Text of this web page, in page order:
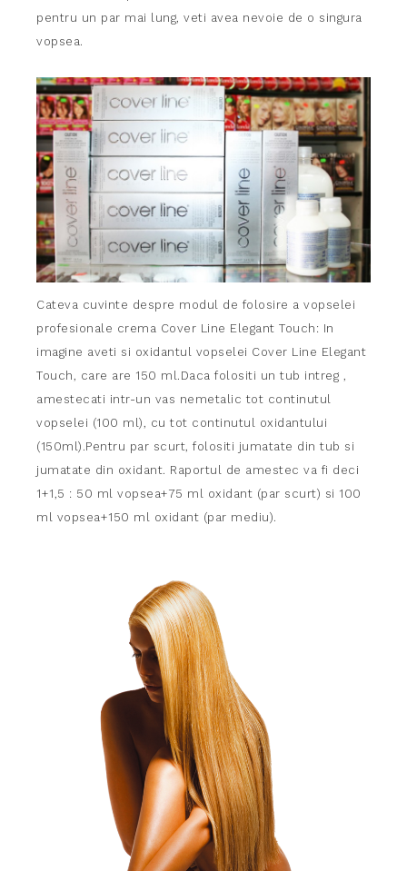
pentru un par mai lung, veti avea nevoie de o singura
vopsea.
Cateva cuvinte despre modul de folosire a vopselei
profesionale crema Cover Line Elegant Touch: In
imagine aveti si oxidantul vopselei Cover Line Elegant
Touch, care are 150 ml.Daca folositi un tub intreg ,
amestecati intr-un vas nemetalic tot continutul
vopselei (100 ml), cu tot continutul oxidantului
(150ml).Pentru par scurt, folositi jumatate din tub si
jumatate din oxidant. Raportul de amestec va fi deci
1+1,5 : 50 ml vopsea+75 ml oxidant (par scurt) si 100
ml vopsea+150 ml oxidant (par mediu).